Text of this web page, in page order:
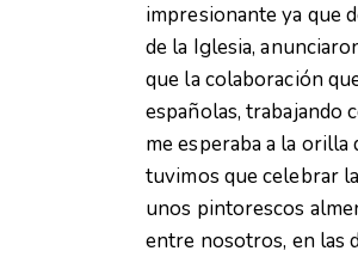
impresionante ya que
de la Iglesia,
que la colaboración
españolas, trabajando
me esperaba a la
tuvimos que celebrar
unos pintorescos
entre nosotros, en las